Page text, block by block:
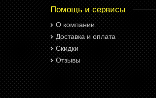
Помощь и сервисы
О компании
Доставка и оплата
Скидки
Отзывы